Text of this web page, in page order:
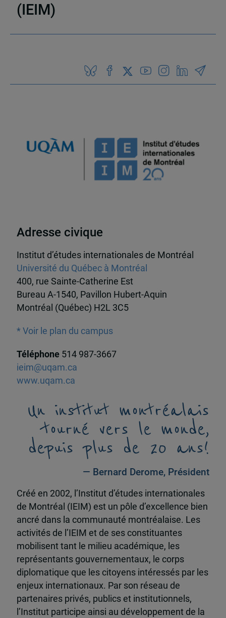
(IEIM)
Adresse civique
Institut d’études internationales de Montréal
Université du Québec à Montréal
400, rue Sainte-Catherine Est
Bureau A-1540, Pavillon Hubert-Aquin
Montréal (Québec) H2L 3C5
* Voir le plan du campus
Téléphone 514 987-3667
ieim@uqam.ca
www.uqam.ca
Un institut montréalais
tourné vers le monde,
depuis plus de 20 ans!
— Bernard Derome, Président
Créé en 2002, l’Institut d’études internationales
de Montréal (IEIM) est un pôle d’excellence bien
ancré dans la communauté montréalaise. Les
activités de l’IEIM et de ses constituantes
mobilisent tant le milieu académique, les
représentants gouvernementaux, le corps
diplomatique que les citoyens intéressés par les
enjeux internationaux. Par son réseau de
partenaires privés, publics et institutionnels,
l’Institut participe ainsi au développement de la